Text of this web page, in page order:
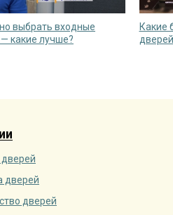
выбрать входные
какие лучше?
Какие
дверей
дверей
дверей